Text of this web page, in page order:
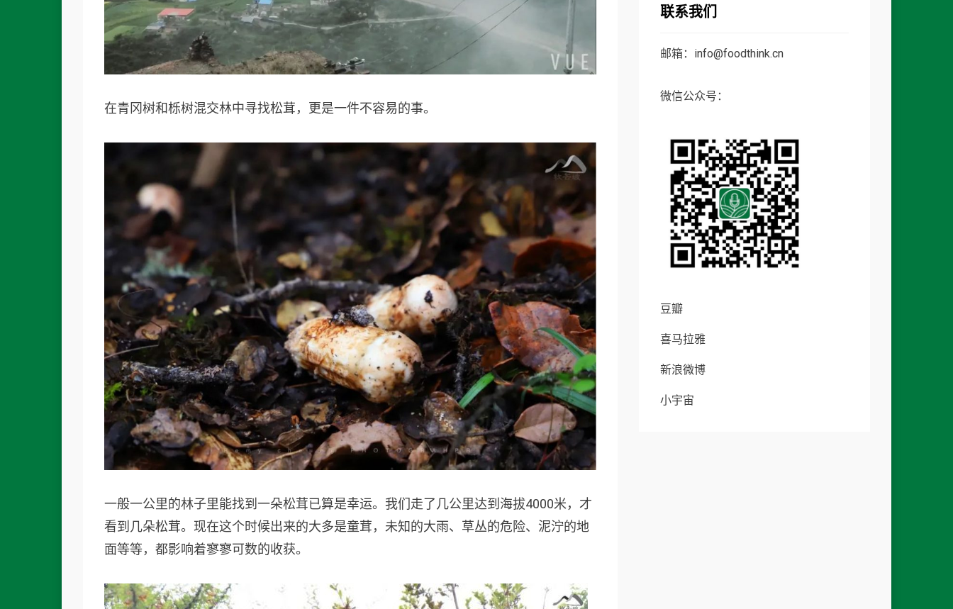
在青冈树和栎树混交林中寻找松茸，更是一件不容易的事。
一般一公里的林子里能找到一朵松茸已算是幸运。我们走了几公里达到海拔4000米，才
看到几朵松茸。现在这个时候出来的大多是童茸，未知的大雨、草丛的危险、泥泞的地
面等等，都影响着寥寥可数的收获。
联系我们
邮箱：info@foodthink.cn
微信公众号：
豆瓣
喜马拉雅
新浪微博
小宇宙